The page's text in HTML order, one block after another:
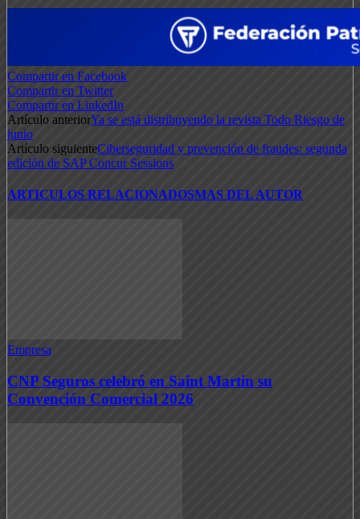
Compartir en Facebook
Compartir en Twitter
Compartir en LinkedIn
Artículo anteriorYa se está distribuyendo la revista Todo Riesgo de
junio
Artículo siguienteCiberseguridad y prevención de fraudes: segunda
edición de SAP Concur Sessions
ARTICULOS RELACIONADOSMAS DEL AUTOR
Empresa
CNP Seguros celebró en Saint Martin su
Convención Comercial 2026